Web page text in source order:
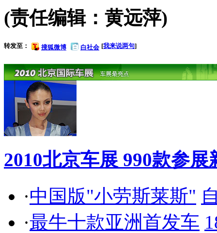
(责任编辑：黄远萍)
转发至： 搜狐微博 白社会 [我来说两句]
2010北京车展 990款参
·中国版"小劳斯莱斯"
·最牛十款亚洲首发车